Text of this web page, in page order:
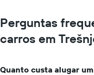
Perguntas
carros em
Quanto custa alugar